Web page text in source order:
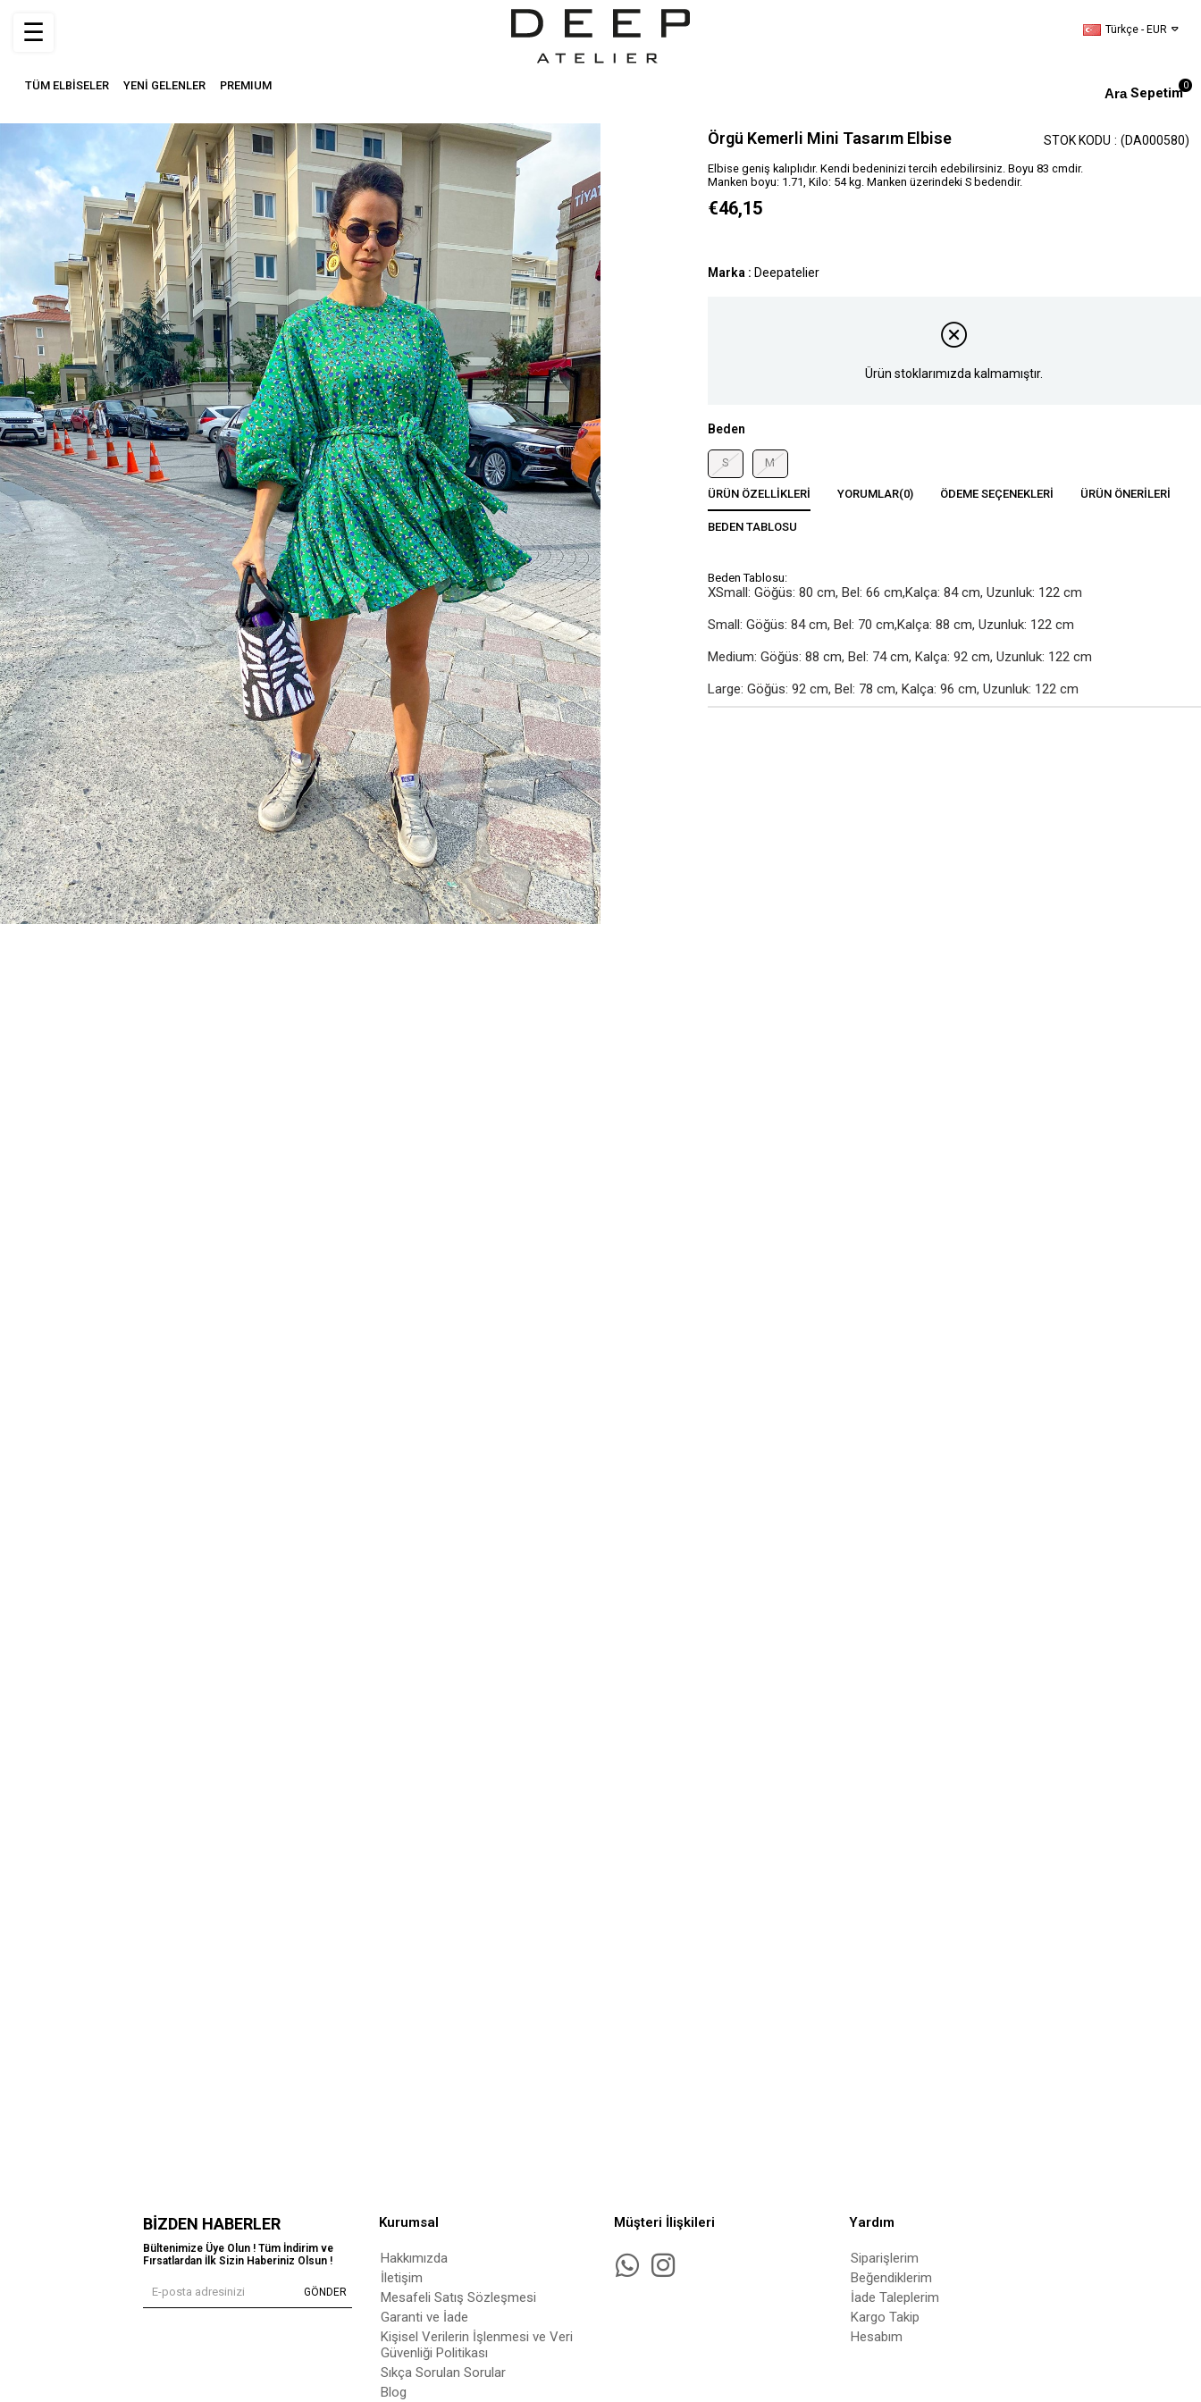
Türkçe - EUR
Sepetim0
TÜM ELBİSELER YENİ GELENLER PREMIUM
☰
Örgü Kemerli Mini Tasarım Elbise (DA000580)
STOK KODU
Elbise geniş kalıplıdır. Kendi bedeninizi tercih edebilirsiniz. Boyu 83 cmdir.
Manken boyu: 1.71, Kilo: 54 kg. Manken üzerindeki S bedendir.
€46,15
Marka : Deepatelier
Ürün stoklarımızda kalmamıştır.
Beden
S M
ÜRÜN ÖZELLIKLERI YORUMLAR(0) ÖDEME SEÇENEKLERI ÜRÜN ÖNERILERI
BEDEN TABLOSU
Beden Tablosu:
XSmall: Göğüs: 80 cm, Bel: 66 cm,Kalça: 84 cm, Uzunluk: 122 cm
Small: Göğüs: 84 cm, Bel: 70 cm,Kalça: 88 cm, Uzunluk: 122 cm
Medium: Göğüs: 88 cm, Bel: 74 cm, Kalça: 92 cm, Uzunluk: 122 cm
Large: Göğüs: 92 cm, Bel: 78 cm, Kalça: 96 cm, Uzunluk: 122 cm
BIZDEN HABERLER
Bültenimize Üye Olun ! Tüm İndirim ve
Fırsatlardan İlk Sizin Haberiniz Olsun !
GÖNDER
Kurumsal
Hakkımızda
İletişim
Mesafeli Satış Sözleşmesi
Garanti ve İade
Kişisel Verilerin İşlenmesi ve Veri
Güvenliği Politikası
Sıkça Sorulan Sorular
Blog
Müşteri İlişkileri Yardım
Siparişlerim
Beğendiklerim
İade Taleplerim
Kargo Takip
Hesabım